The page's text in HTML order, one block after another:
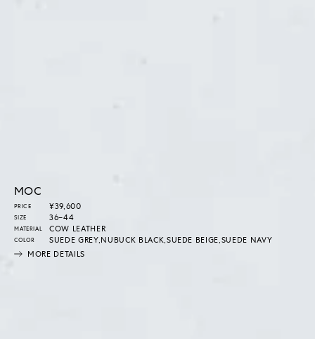
MOC
PRICE
通
常
価
格
¥39,600
SIZE 36–44
MATERIAL COW LEATHER
COLOR
SUEDE GREY,NUBUCK BLACK,SUEDE BEIGE,SUEDE NAVY
MORE DETAILS